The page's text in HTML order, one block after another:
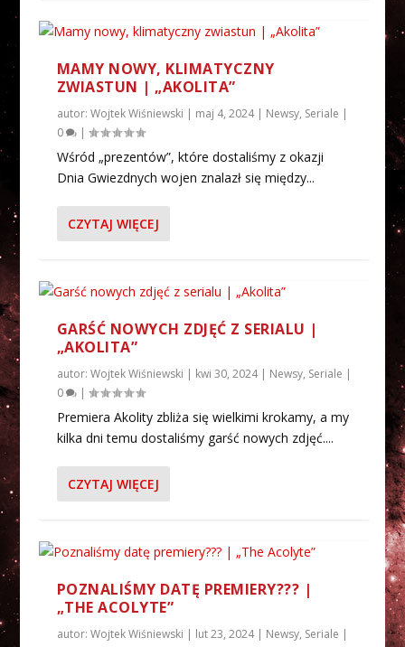
MAMY NOWY, KLIMATYCZNY
ZWIASTUN | „AKOLITA”
autor: Wojtek Wiśniewski | maj 4, 2024| Newsy, Seriale |
0
|
Wśród „prezentów”, które dostaliśmy z okazji
Dnia Gwiezdnych wojen znalazł się między...
CZYTAJ WIĘCEJ
GARŚĆ NOWYCH ZDJĘĆ Z SERIALU |
„AKOLITA”
autor: Wojtek Wiśniewski | kwi 30, 2024| Newsy, Seriale |
0
|
Premiera Akolity zbliża się wielkimi krokamy, a my
kilka dni temu dostaliśmy garść nowych zdjęć....
CZYTAJ WIĘCEJ
POZNALIŚMY DATĘ PREMIERY??? |
„THE ACOLYTE”
autor: Wojtek Wiśniewski | lut 23, 2024| Newsy, Seriale |